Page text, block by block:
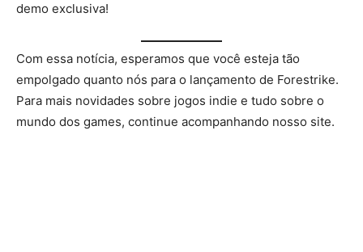
demo exclusiva!
Com essa notícia, esperamos que você esteja tão
empolgado quanto nós para o lançamento de Forestrike.
Para mais novidades sobre jogos indie e tudo sobre o
mundo dos games, continue acompanhando nosso site.